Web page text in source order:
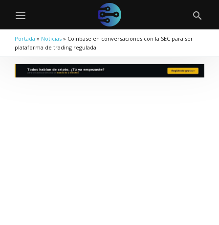
Portada » Noticias » Coinbase en conversaciones con la SEC para ser
plataforma de trading regulada